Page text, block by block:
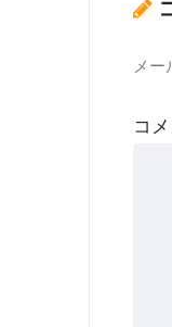
メー
コ